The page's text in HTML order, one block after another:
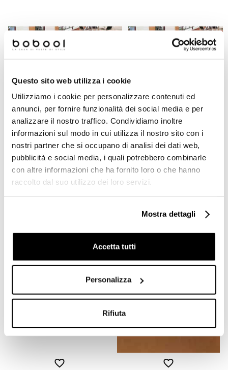
Questo sito web utilizza i cookie
Utilizziamo i cookie per personalizzare contenuti ed
annunci, per fornire funzionalità dei social media e per
analizzare il nostro traffico. Condividiamo inoltre
informazioni sul modo in cui utilizza il nostro sito con i
nostri partner che si occupano di analisi dei dati web,
pubblicità e social media, i quali potrebbero combinarle
con altre informazioni che ha fornito loro o che hanno
raccolto dal suo utilizzo dei loro servizi.
Mostra dettagli
Accetta tutti
Personalizza
Rifiuta
Elemento a L in klinker, effetto cotto
Domus Linea
€ 18,81
Gradone angolare in klinker 2
Cotto, Domus Linea